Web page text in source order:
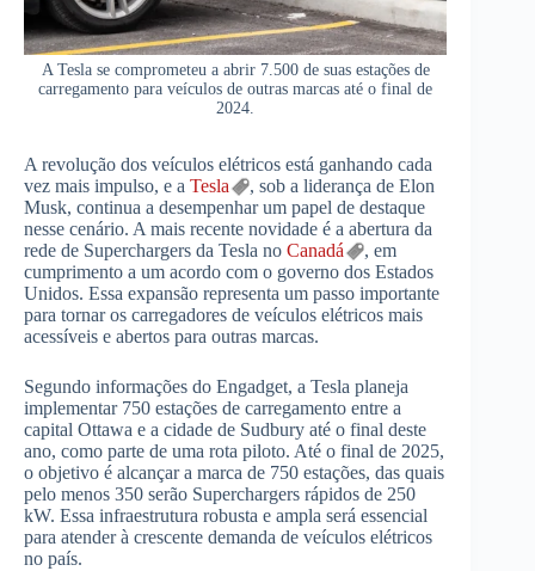
A Tesla se comprometeu a abrir 7.500 de suas estações de
carregamento para veículos de outras marcas até o final de
2024.
A revolução dos veículos elétricos está ganhando cada
vez mais impulso, e a Tesla
, sob a liderança de Elon
Musk, continua a desempenhar um papel de destaque
nesse cenário. A mais recente novidade é a abertura da
rede de Superchargers da Tesla no Canadá
, em
cumprimento a um acordo com o governo dos Estados
Unidos. Essa expansão representa um passo importante
para tornar os carregadores de veículos elétricos mais
acessíveis e abertos para outras marcas.
Segundo informações do Engadget, a Tesla planeja
implementar 750 estações de carregamento entre a
capital Ottawa e a cidade de Sudbury até o final deste
ano, como parte de uma rota piloto. Até o final de 2025,
o objetivo é alcançar a marca de 750 estações, das quais
pelo menos 350 serão Superchargers rápidos de 250
kW. Essa infraestrutura robusta e ampla será essencial
para atender à crescente demanda de veículos elétricos
no país.